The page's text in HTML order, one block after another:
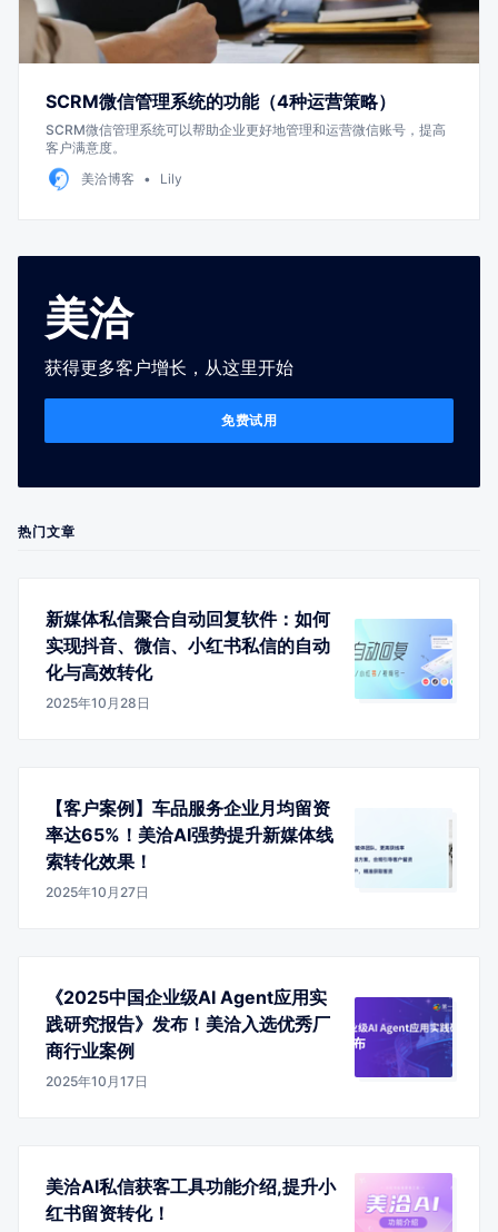
SCRM微信管理系统的功能（4种运营策略）
SCRM微信管理系统可以帮助企业更好地管理和运营微信账号，提高
客户满意度。
美洽博客
Lily
美洽
获得更多客户增长，从这里开始
免费试用
热门文章
新媒体私信聚合自动回复软件：如何
实现抖音、微信、小红书私信的自动
化与高效转化
2025年10月28日
【客户案例】车品服务企业月均留资
率达65%！美洽AI强势提升新媒体线
索转化效果！
2025年10月27日
《2025中国企业级AI Agent应用实
践研究报告》发布！美洽入选优秀厂
商行业案例
2025年10月17日
美洽AI私信获客工具功能介绍,提升小
红书留资转化！